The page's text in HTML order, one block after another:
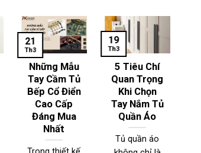
Những Mẫu
Tay Cầm Tủ
Bếp Cổ Điển
Cao Cấp
Đáng Mua
Nhất
21
Th3
5 Tiêu Chí
Quan Trọng
Khi Chọn
Tay Nắm Tủ
Quần Áo
Tủ quần áo
19
Th3